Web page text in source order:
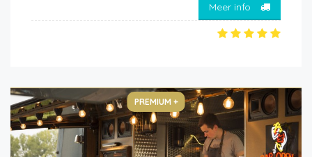
Meer info
PREMIUM +